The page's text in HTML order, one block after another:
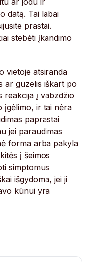
ar jodu ir
datą. Tai labai
prastai.
stebėti įkandimo
vietoje atsiranda
ar guzelis iškart po
reakcija į vabzdžio
įgėlimo, ir tai nėra
paprastai
jei paraudimas
forma arba pakyla
į šeimos
simptomus
išgydoma, jei ji
kūnui yra